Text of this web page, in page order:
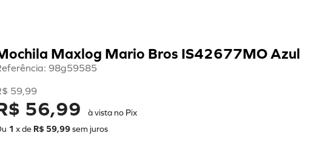
Maxlog Mario Bros IS42677MO Azul
: 98g59585
59,99
56,99
à vista no Pix
1 x de R$ 59,99sem juros